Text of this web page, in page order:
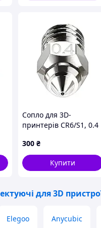
Сопло для 3D-
принтерів CR6/S1, 0.4
Артикул BO1827
300 ₴
Купити
для 3D
Elegoo Anycubic